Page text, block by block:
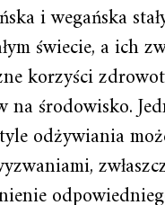
i wegańska
świecie, a ich
korzyści
na środowisko.
odżywiania